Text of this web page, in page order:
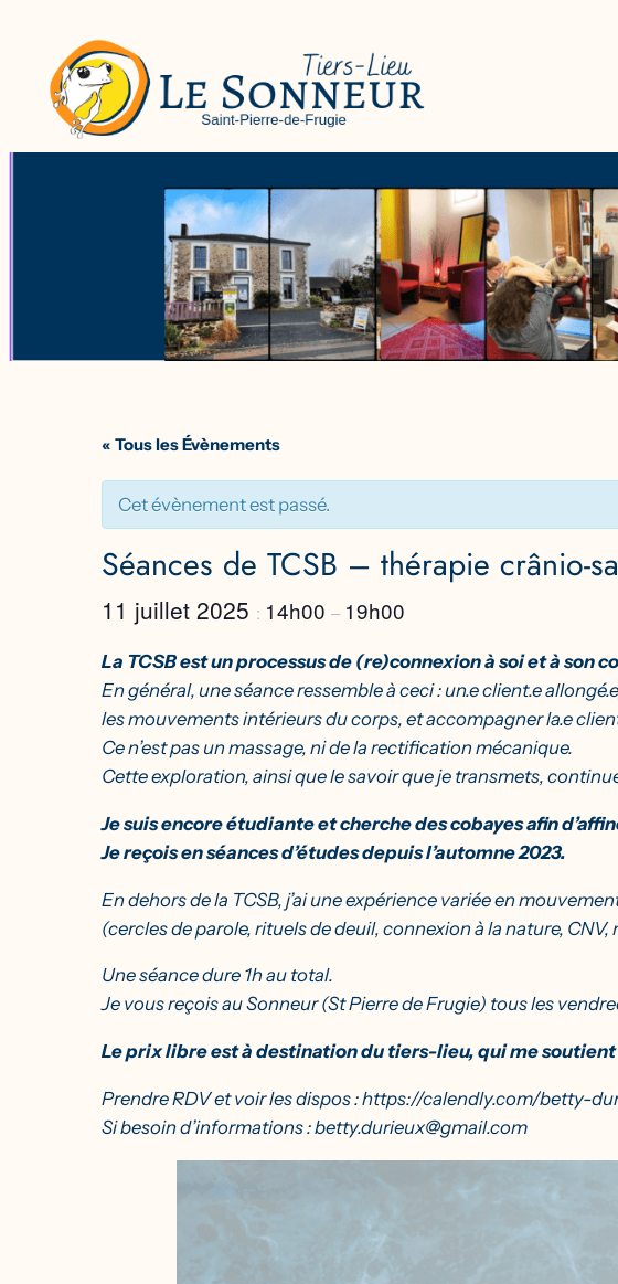
« Tous les Évènements
Cet évènement est passé.
Séances de TCSB – thérapie crânio-
11 juillet 2025 : 14h00 – 19h00
La TCSB est un processus de (re)connexion à soi et à son
En général, une séance ressemble à ceci : un.e client.e
les mouvements intérieurs du corps, et accompagner la.e
Ce n’est pas un massage, ni de la rectification mécanique.
Cette exploration, ainsi que le savoir que je transmets,
Je suis encore étudiante et cherche des cobayes afin
Je reçois en séances d’études depuis l’automne 2023.
En dehors de la TCSB, j’ai une expérience variée en
(cercles de parole, rituels de deuil, connexion à la nature,
Une séance dure 1h au total.
Je vous reçois au Sonneur (St Pierre de Frugie) tous les
Le prix libre est à destination du tiers-lieu, qui me
Prendre RDV et voir les dispos :https://calendly.com/betty-
Si besoin d’informations :betty.durieux@gmail.com